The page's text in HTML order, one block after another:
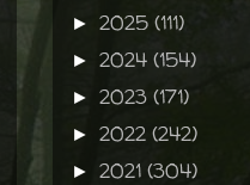
► 2025 (111)
► 2024 (154)
► 2023 (171)
► 2022 (242)
► 2021 (304)